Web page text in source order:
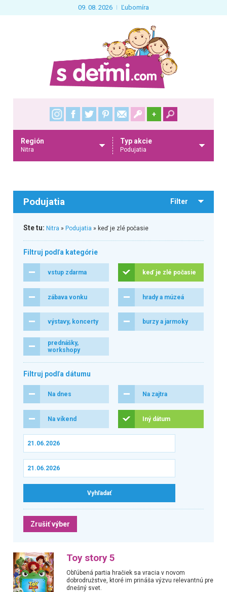
09. 08. 2026 Ľubomíra
+
Región
Nitra
Typ akcie
Podujatia
Podujatia Filter
Ste tu: Nitra » Podujatia » keď je zlé počasie
Filtruj podľa kategórie
vstup zdarma keď je zlé počasie
zábava vonku hrady a múzeá
výstavy, koncerty burzy a jarmoky
prednášky,
workshopy
Filtruj podľa dátumu
Na dnes Na zajtra
Na víkend Iný dátum
Zrušiť výber
Toy story 5
Obľúbená partia hračiek sa vracia v novom
dobrodružstve, ktoré im prináša výzvu relevantnú pre
dnešný svet.